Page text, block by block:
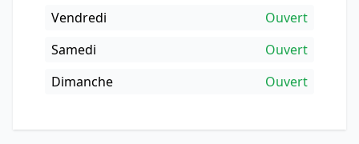
Vendredi
Ouvert
Samedi
Ouvert
Dimanche
Ouvert